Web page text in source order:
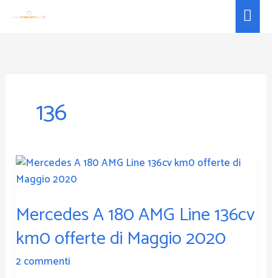
136
Mercedes A 180 AMG Line 136cv
km0 offerte di Maggio 2020
2 commenti
Mercedes
A
AMG
Line
136cv
km0